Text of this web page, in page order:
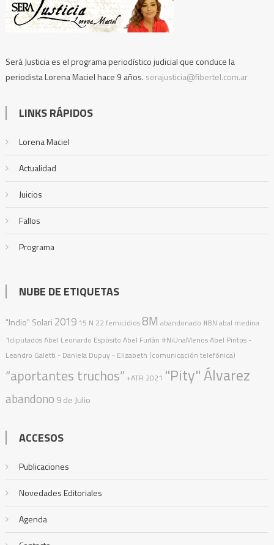
Será Justicia es el programa periodístico judicial que conduce la
periodista Lorena Maciel hace 9 años. serajusticia@fibertel.com.ar
LINKS RÁPIDOS
Lorena Maciel
Actualidad
Juicios
Fallos
Programa
NUBE DE ETIQUETAS
"Indio" Solari 2019 15 N 22 femicidios8M abandonado #8N abal medina
1diputadosAbel Leonardo Espósito Abel Furlán #NiUnaMenosAbel Pintos -
Leandro Galetti - Daniela Dupuy - Elizabeth (comunicación telefónica)
“aportantes truchos” +ATR 2021 "Pity" Álvarez
abandono 9 de Julio
ACCESOS
Publicaciones
Novedades Editoriales
Agenda